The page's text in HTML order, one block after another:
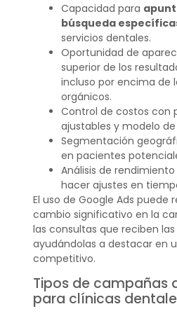
Capacidad para
búsqueda
servicios dentales.
Oportunidad de
superior de los
incluso por encima de
orgánicos.
Control de costos con
ajustables y modelo
Segmentación
en pacientes
Análisis de
hacer ajustes en
El uso de Google Ads puede
cambio significativo en la
las consultas que reciben
ayudándolas a destacar en
competitivo.
Tipos de campañas
para clínicas